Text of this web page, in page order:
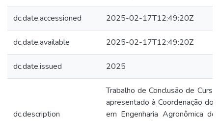
dc.date.accessioned 2025-02-17T12:49:20Z
dc.date.available 2025-02-17T12:49:20Z
dc.date.issued 2025
dc.description
Trabalho de Conclusão de
apresentado à Coordenação do
em Engenharia Agronômica